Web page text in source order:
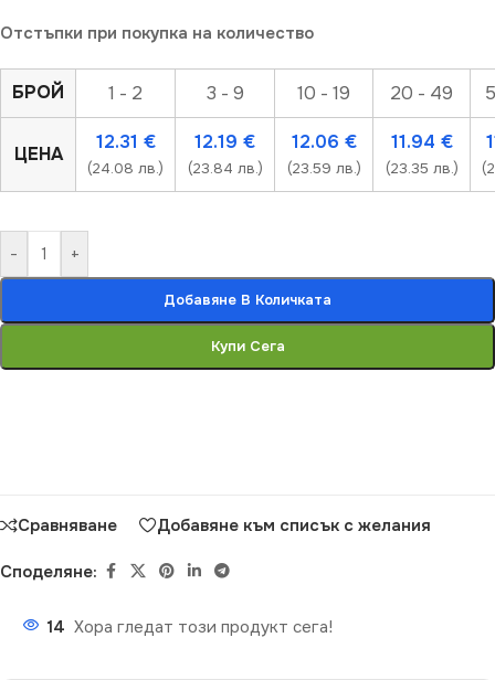
Отстъпки при покупка на количество
БРОЙ 1 - 2 3 - 9 10 - 19 20 - 49
ЦЕНА
12.31 €
(24.08 лв.)
12.19 €
(23.84 лв.)
12.06 €
(23.59 лв.)
11.94 €
(23.35 лв.)
- +
Добавяне В Количката
Купи Сега
Сравняване Добавяне към списък с желания
Споделяне:
14 Хора гледат този продукт сега!